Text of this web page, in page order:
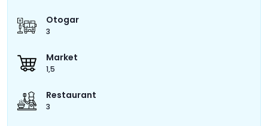
Otogar
3
Market
1,5
Restaurant
3